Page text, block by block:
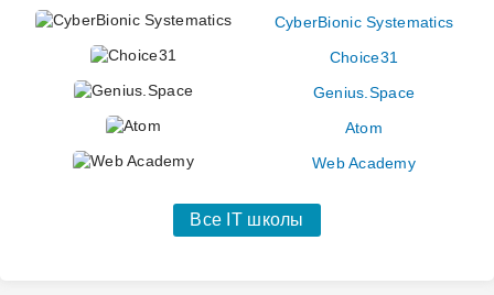
CyberBionic Systematics
Choice31
Genius.Space
Atom
Web Academy
Все IT школы